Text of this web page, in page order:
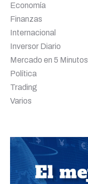
Economía
Finanzas
Internacional
Inversor Diario
Mercado en 5 Minutos
Política
Trading
Varios